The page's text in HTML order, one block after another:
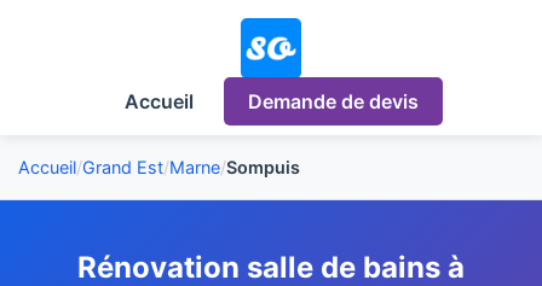
Accueil Demande de devis
Accueil/Grand Est/Marne/Sompuis
Rénovation salle de bains à